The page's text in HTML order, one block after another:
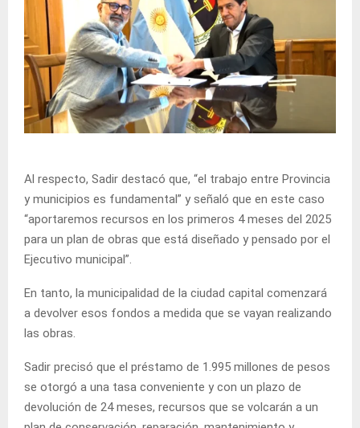
Al respecto, Sadir destacó que, “el trabajo entre Provincia
y municipios es fundamental” y señaló que en este caso
“aportaremos recursos en los primeros 4 meses del 2025
para un plan de obras que está diseñado y pensado por el
Ejecutivo municipal”.
En tanto, la municipalidad de la ciudad capital comenzará
a devolver esos fondos a medida que se vayan realizando
las obras.
Sadir precisó que el préstamo de 1.995 millones de pesos
se otorgó a una tasa conveniente y con un plazo de
devolución de 24 meses, recursos que se volcarán a un